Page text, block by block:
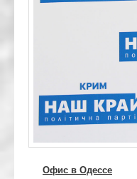
Офис в Одессе